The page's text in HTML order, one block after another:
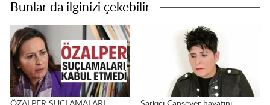
Bunlar da ilginizi çekebilir